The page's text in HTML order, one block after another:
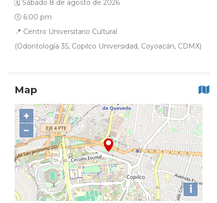
🗓 Sábado 8 de agosto de 2026
🕔 6:00 pm
📍 Centro Universitario Cultural
(Odontología 35, Copilco Universidad, Coyoacán, CDMX)
Map
+
−
i